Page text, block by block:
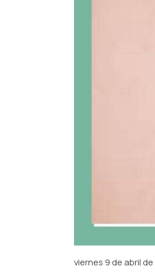
viernes 9 de abril de